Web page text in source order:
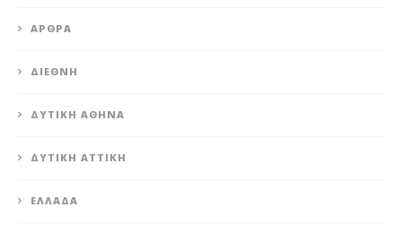
ΆΡΘΡΑ
ΔΙΕΘΝΉ
ΔΥΤΙΚΉ ΑΘΉΝΑ
ΔΥΤΙΚΉ ΑΤΤΙΚΉ
ΕΛΛΆΔΑ